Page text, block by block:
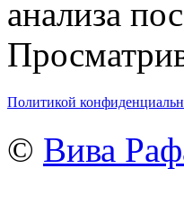
анализа
Политикой
© Вива